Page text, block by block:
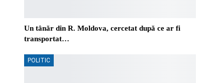
Un tânăr din R. Moldova, cercetat după ce ar fi
transportat…
POLITIC